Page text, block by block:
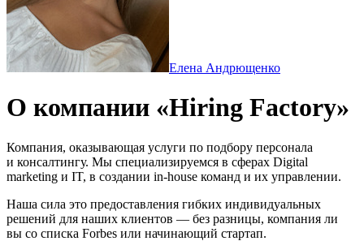
Елена Андрющенко
О компании «Hiring Factory»
Компания, оказывающая услуги по подбору персонала
и консалтингу. Мы специализируемся в сферах Digital
marketing и IT, в создании in-house команд и их управлении.
Наша сила это предоставления гибких индивидуальных
решений для наших клиентов — без разницы, компания ли
вы со списка Forbes или начинающий стартап.